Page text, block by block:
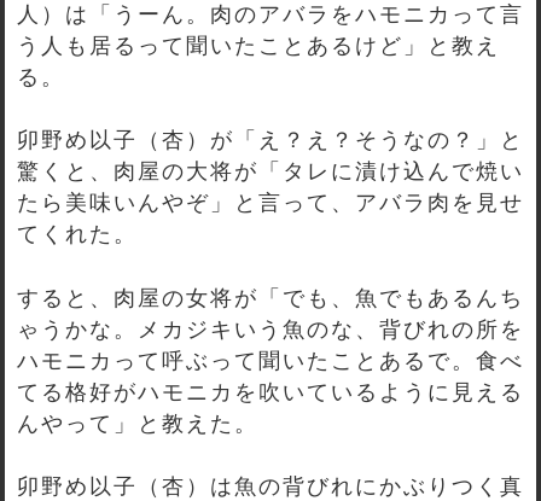
人）は「うーん。肉のアバラをハモニカって言
う人も居るって聞いたことあるけど」と教え
る。
卯野め以子（杏）が「え？え？そうなの？」と
驚くと、肉屋の大将が「タレに漬け込んで焼い
たら美味いんやぞ」と言って、アバラ肉を見せ
てくれた。
すると、肉屋の女将が「でも、魚でもあるんち
ゃうかな。メカジキいう魚のな、背びれの所を
ハモニカって呼ぶって聞いたことあるで。食べ
てる格好がハモニカを吹いているように見える
んやって」と教えた。
卯野め以子（杏）は魚の背びれにかぶりつく真